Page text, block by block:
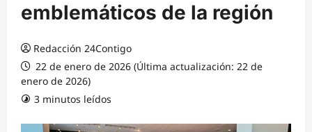
emblemáticos de la región
Redacción 24Contigo
22 de enero de 2026 (Última actualización: 22 de
enero de 2026)
3 minutos leídos